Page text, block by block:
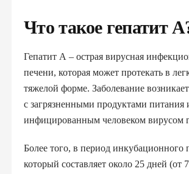
Что такое гепатит
Гепатит А – острая вирусная
печени, которая может протекать в
тяжелой форме. Заболевание
с загрязненными продуктами питания
инфицированным человеком вирусом
Более того, в период инкубационного
который составляет около 25 дней (от